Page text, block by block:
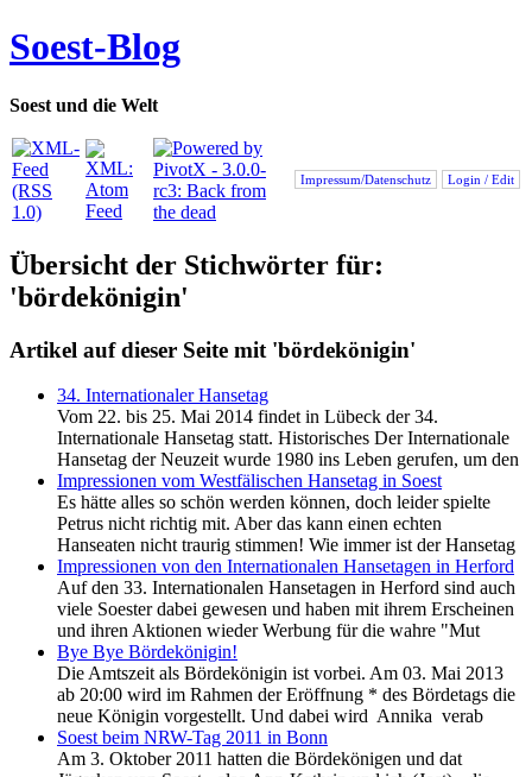
Soest-Blog
Soest und die Welt
Impressum/Datenschutz Login / Edit
Übersicht der Stichwörter für:
'bördekönigin'
Artikel auf dieser Seite mit 'bördekönigin'
34. Internationaler Hansetag
Vom 22. bis 25. Mai 2014 findet in Lübeck der 34.
Internationale Hansetag statt. Historisches Der Internationale
Hansetag der Neuzeit wurde 1980 ins Leben gerufen, um den
Impressionen vom Westfälischen Hansetag in Soest
Es hätte alles so schön werden können, doch leider spielte
Petrus nicht richtig mit. Aber das kann einen echten
Hanseaten nicht traurig stimmen! Wie immer ist der Hansetag
Impressionen von den Internationalen Hansetagen in Herford
Auf den 33. Internationalen Hansetagen in Herford sind auch
viele Soester dabei gewesen und haben mit ihrem Erscheinen
und ihren Aktionen wieder Werbung für die wahre "Mut
Bye Bye Bördekönigin!
Die Amtszeit als Bördekönigin ist vorbei. Am 03. Mai 2013
ab 20:00 wird im Rahmen der Eröffnung * des Bördetags die
neue Königin vorgestellt. Und dabei wird Annika verab
Soest beim NRW-Tag 2011 in Bonn
Am 3. Oktober 2011 hatten die Bördekönigen und dat